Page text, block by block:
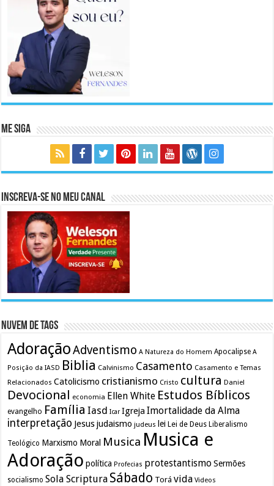
Me Siga
Inscreva-se no meu canal
Nuvem de Tags
AdoraçãoAdventismo A Natureza do Homem Apocalipse A
Posição da IASD Biblia Calvinismo Casamento Casamento e Temas
Relacionados Catolicismo cristianismo Cristo cultura Daniel
Devocional economia Ellen White Estudos Bíblicos
evangelho Família Iasd Icar Igreja Imortalidade da Alma
interpretação Jesusjudaismo judeus lei Lei de Deus Liberalismo
Teológico Marxismo Moral Musica Musica e
Adoração política Profecias protestantismo Sermões
socialismo Sola Scriptura Sábado Torá vida Videos